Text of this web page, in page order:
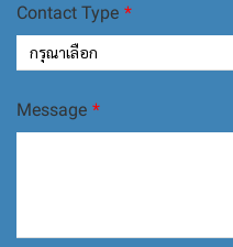
Contact Type
กรุณาเลือก
Message